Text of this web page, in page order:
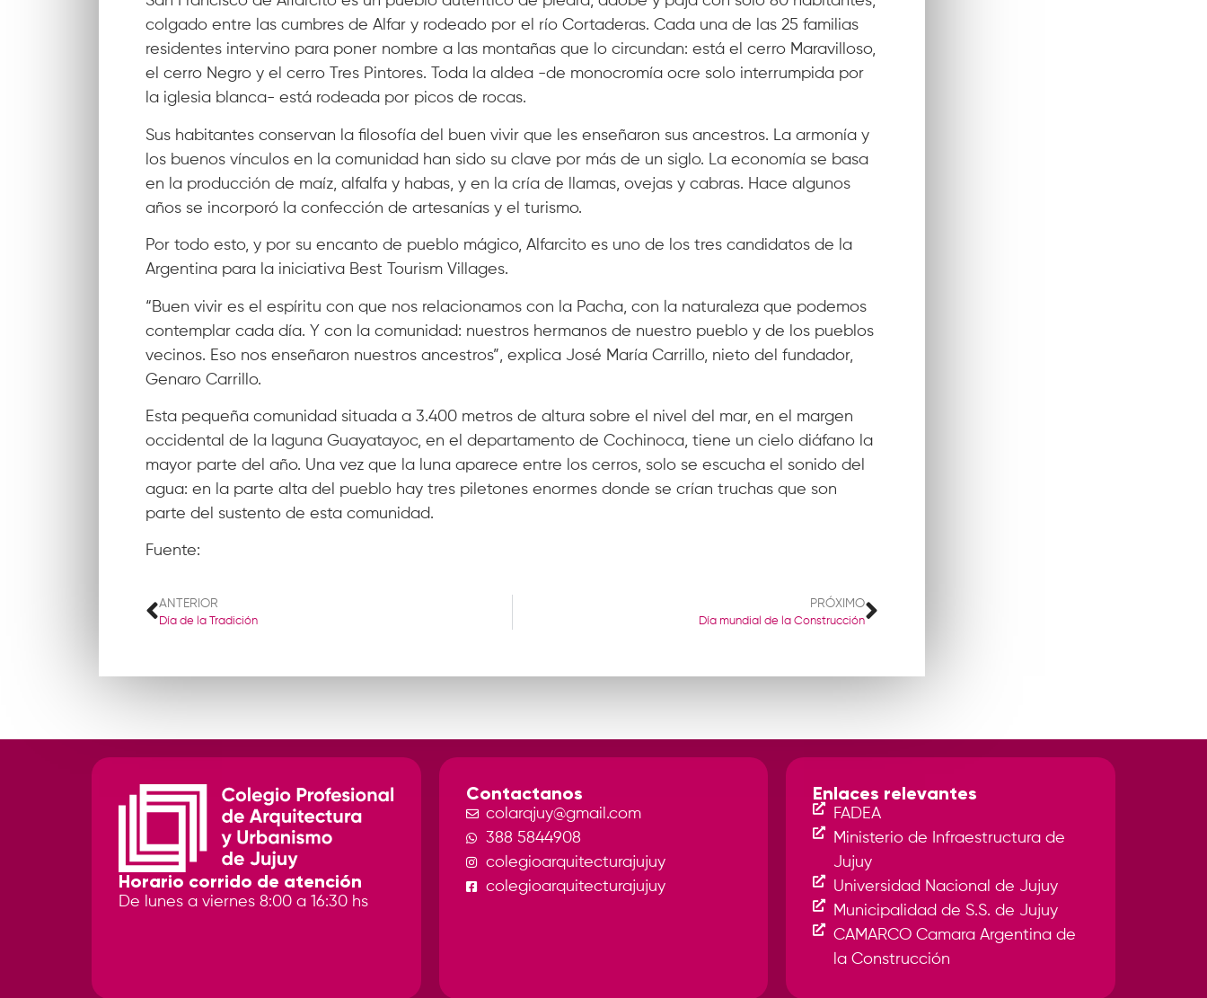
colgado entre las cumbres de Alfar y rodeado por el río Cortaderas. Cada una de las 25 familias
residentes intervino para poner nombre a las montañas que lo circundan: está el cerro Maravilloso,
el cerro Negro y el cerro Tres Pintores. Toda la aldea -de monocromía ocre solo interrumpida por
la iglesia blanca- está rodeada por picos de rocas.
Sus habitantes conservan la filosofía del buen vivir que les enseñaron sus ancestros. La armonía y
los buenos vínculos en la comunidad han sido su clave por más de un siglo. La economía se basa
en la producción de maíz, alfalfa y habas, y en la cría de llamas, ovejas y cabras. Hace algunos
años se incorporó la confección de artesanías y el turismo.
Por todo esto, y por su encanto de pueblo mágico, Alfarcito es uno de los tres candidatos de la
Argentina para la iniciativa Best Tourism Villages.
“Buen vivir es el espíritu con que nos relacionamos con la Pacha, con la naturaleza que podemos
contemplar cada día. Y con la comunidad: nuestros hermanos de nuestro pueblo y de los pueblos
vecinos. Eso nos enseñaron nuestros ancestros”, explica José María Carrillo, nieto del fundador,
Genaro Carrillo.
Esta pequeña comunidad situada a 3.400 metros de altura sobre el nivel del mar, en el margen
occidental de la laguna Guayatayoc, en el departamento de Cochinoca, tiene un cielo diáfano la
mayor parte del año. Una vez que la luna aparece entre los cerros, solo se escucha el sonido del
agua: en la parte alta del pueblo hay tres piletones enormes donde se crían truchas que son
parte del sustento de esta comunidad.
Fuente:
ANTERIOR
Día de la Tradición
PRÓXIMO
Día mundial de la Construcción
Horario corrido de atención
De lunes a viernes 8:00 a 16:30 hs
Contactanos
colarqjuy@gmail.com
388 5844908
colegioarquitecturajujuy
colegioarquitecturajujuy
Enlaces relevantes
FADEA
Ministerio de Infraestructura de
Jujuy
Universidad Nacional de Jujuy
Municipalidad de S.S. de Jujuy
CAMARCO Camara Argentina de
la Construcción